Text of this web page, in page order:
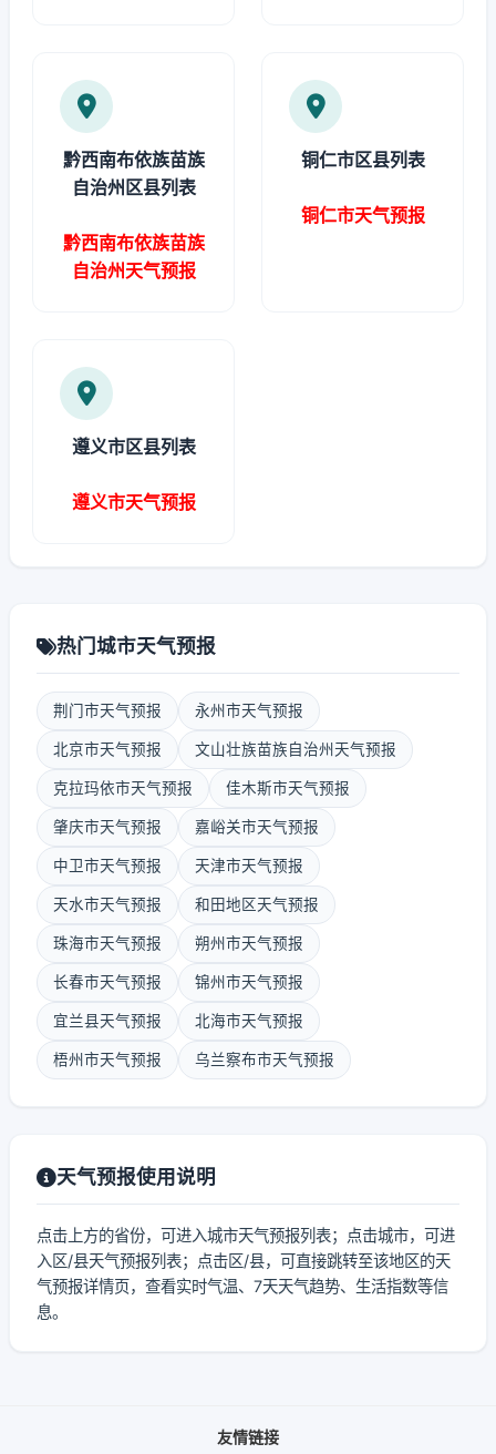
黔西南布依族苗族
自治州区县列表
黔西南布依族苗族
自治州天气预报
铜仁市区县列表
铜仁市天气预报
遵义市区县列表
遵义市天气预报
热门城市天气预报
荆门市天气预报 永州市天气预报
北京市天气预报 文山壮族苗族自治州天气预报
克拉玛依市天气预报 佳木斯市天气预报
肇庆市天气预报 嘉峪关市天气预报
中卫市天气预报 天津市天气预报
天水市天气预报 和田地区天气预报
珠海市天气预报 朔州市天气预报
长春市天气预报 锦州市天气预报
宜兰县天气预报 北海市天气预报
梧州市天气预报 乌兰察布市天气预报
天气预报使用说明
点击上方的省份，可进入城市天气预报列表；点击城市，可进
入区/县天气预报列表；点击区/县，可直接跳转至该地区的天
气预报详情页，查看实时气温、7天天气趋势、生活指数等信
息。
友情链接